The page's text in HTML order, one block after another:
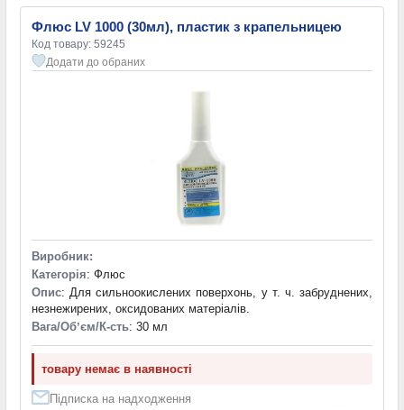
Флюс LV 1000 (30мл), пластик з крапельницею
Код товару: 59245
Додати до обраних
Виробник:
Категорія: Флюс
Опис: Для сильноокислених поверхонь, у т. ч. забруднених,
незнежирених, оксидованих матеріалів.
Вага/Обʼєм/К-сть: 30 мл
товару немає в наявності
Підписка на надходження